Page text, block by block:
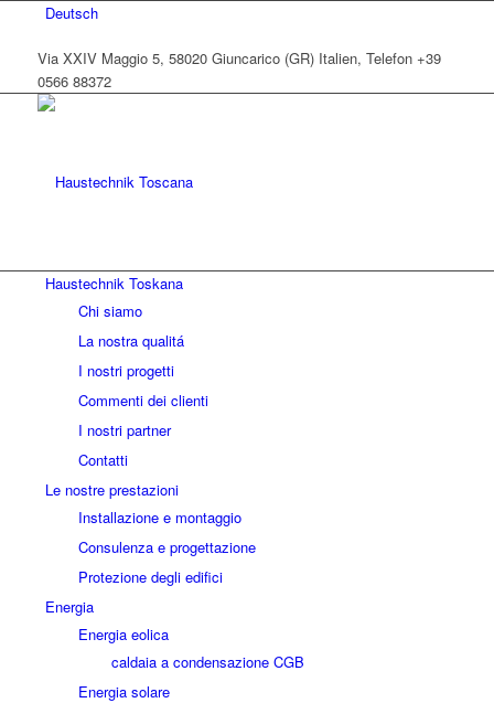
Deutsch
Via XXIV Maggio 5, 58020 Giuncarico (GR) Italien, Telefon +39
0566 88372
Haustechnik Toskana
Chi siamo
La nostra qualitá
I nostri progetti
Commenti dei clienti
I nostri partner
Contatti
Le nostre prestazioni
Installazione e montaggio
Consulenza e progettazione
Protezione degli edifici
Energia
Energia eolica
caldaia a condensazione CGB
Energia solare